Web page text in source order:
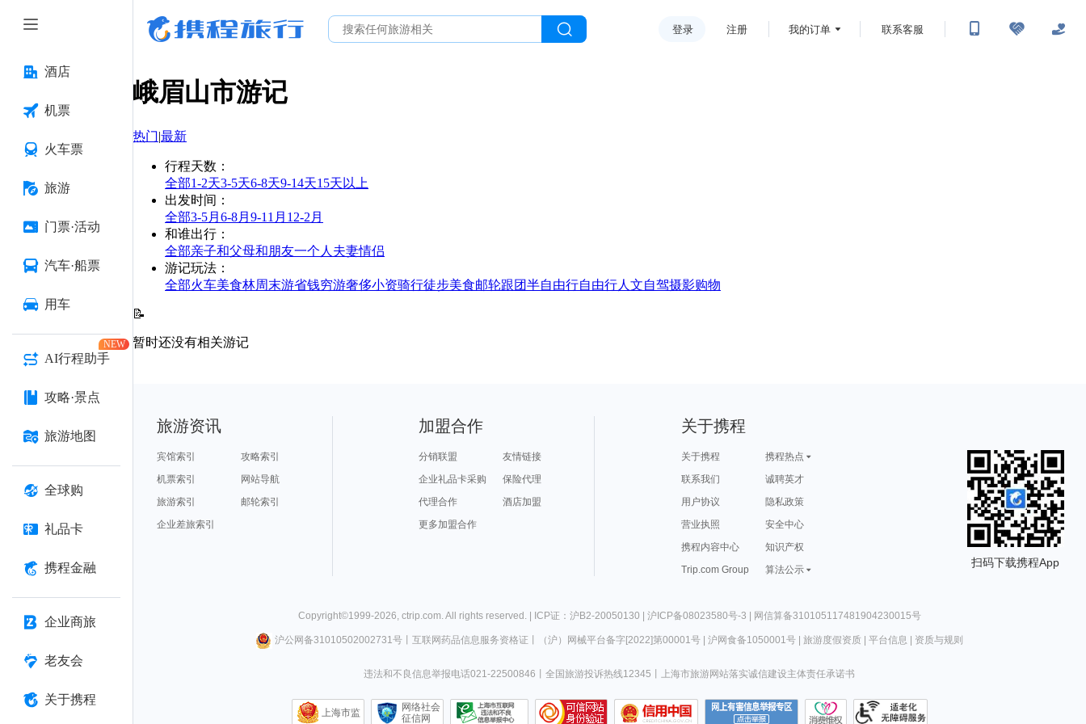
酒店
机票
火车票
旅游
门票·活动
汽车·船票
用车
AI行程助手
NEW
攻略·景点
旅游地图
全球购
礼品卡
携程金融
企业商旅
老友会
关于携程
登录 注册 我的订单 联系客服
峨眉山市游记
热门|最新
行程天数 ：
全部1-2天3-5天6-8天9-14天15天以上
出发时间 ：
全部3-5月 6-8月 9-11月 12-2月
和谁出行 ：
全部亲子和父母和朋友一个人 夫妻情侣
游记玩法 ：
全部火车美食林周末游省钱穷游奢侈小资骑行徒步美食邮轮跟团半自由行自由行人文自驾摄影购物
📝
暂时还没有相关游记
旅游资讯
宾馆索引
攻略索引
机票索引
网站导航
旅游索引
邮轮索引
企业差旅索引
加盟合作
分销联盟
友情链接
企业礼品卡采购
保险代理
代理合作
酒店加盟
更多加盟合作
关于携程
关于携程
携程热点
联系我们
诚聘英才
用户协议
隐私政策
营业执照
安全中心
携程内容中心
知识产权
Trip.com Group
算法公示
扫码下载携程App
Copyright©1999-2026, ctrip.com. All rights reserved. | ICP证：沪B2-20050130 | 沪ICP备08023580号-3 | 网信算备310105117481904230015号
沪公网备31010502002731号丨 互联网药品信息服务资格证 （沪）网械平台备字[2022]第00001号| 沪网食备1050001号| 旅游度假资质| 平台信息 资质与规则
违法和不良信息举报电话021-22500846 全国旅游投诉热线12345 上海市旅游网站落实诚信建设主体责任承诺书
上海市监
网络社会
征信网